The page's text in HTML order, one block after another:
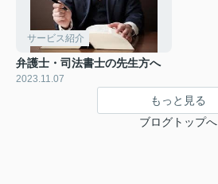
サービス紹介
弁護士・司法書士の先生方へ
2023.11.07
もっと見る
ブログトップへ